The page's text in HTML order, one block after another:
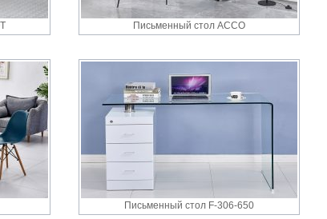
Письменный cтол ACCO
Письменный стол F-306-650